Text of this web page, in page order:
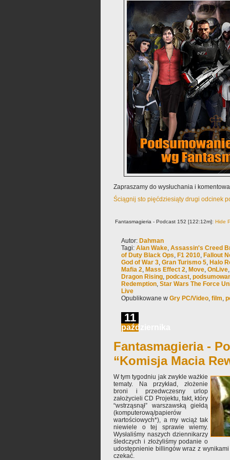
Zapraszamy do wysłuchania i
Ściągnij sto pięćdziesiąty drugi odcinek
Fantasmagieria - Podcast 152 [122:12m]: Hide
Autor: Dahman
Tagi: Alan Wake, Assassin's Creed
of Duty Black Ops, F1 2010, Fallout
God of War 3, Gran Turismo 5, Halo
Mafia 2, Mass Effect 2, Move, OnLive
Dragon Rising, podcast,
Redemption, Star Wars The Force
Live
Opublikowane w Gry PC/Video, film,
11
października
Fantasmagieria -
“Komisja Macia
W tym tygodniu jak zwykle ważkie
tematy. Na przykład, złożenie
broni i przedwczesny urlop
założycieli CD Projektu, fakt, który
“wstrząsnął” warszawską giełdą
(komputerową/papierów
wartościowych*), a my wciąż tak
niewiele o tej sprawie wiemy.
Wysłaliśmy naszych dziennikarzy
śledczych i złożyliśmy podanie o
udostępnienie billingów wraz z
czekać.